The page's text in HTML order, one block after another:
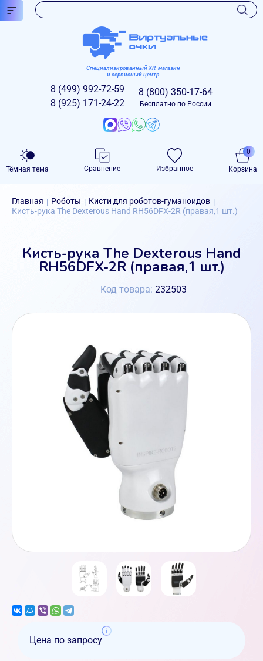
Специализированный XR-магазин
и сервисный центр
8 (499) 992-72-59
8 (925) 171-24-22
8 (800) 350-17-64
Бесплатно по России
Тёмная тема Сравнение Избранное Корзина
0
Главная | Роботы | Кисти для роботов-гуманоидов |
Кисть-рука The Dexterous Hand RH56DFX-2R (правая,1 шт.)
Кисть-рука The Dexterous Hand
RH56DFX-2R (правая,1 шт.)
Код товара: 232503
Цена по запросу